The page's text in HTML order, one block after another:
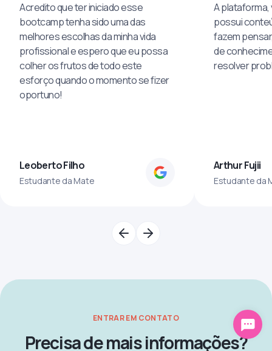
Acredito que ter iniciado esse
bootcamp tenha sido uma das
melhores escolhas da minha vida
profissional e espero que eu possa
colher os frutos de todo este
esforço quando o momento se fizer
oportuno!
Leoberto Filho
Estudante da Mate
A plataforma,
possui
fazem
de
resolver
Arthur Fujii
Estudante da
ENTRAR EM CONTATO
Precisa de mais informações?